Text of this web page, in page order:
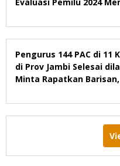
Pengurus 144 PAC di 11
di Prov Jambi Selesai
Minta Rapatkan Barisan,